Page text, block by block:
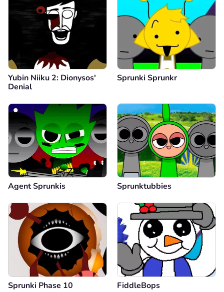
Yubin Niiku 2: Dionysos'
Denial
Sprunki Sprunkr
Agent Sprunkis Sprunktubbies
Sprunki Phase 10 FiddleBops